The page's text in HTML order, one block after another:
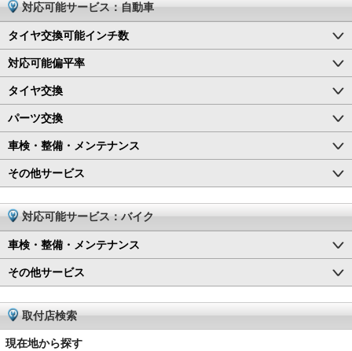
対応可能サービス：自動車
タイヤ交換可能インチ数
対応可能偏平率
タイヤ交換
パーツ交換
車検・整備・メンテナンス
その他サービス
対応可能サービス：バイク
車検・整備・メンテナンス
その他サービス
取付店検索
現在地から探す